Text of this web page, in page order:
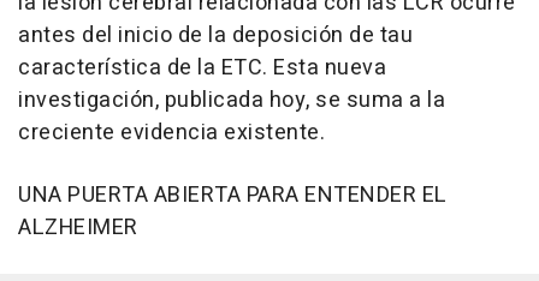
antes del inicio de la deposición de tau
característica de la ETC. Esta nueva
investigación, publicada hoy, se suma a la
creciente evidencia existente.
UNA PUERTA ABIERTA PARA ENTENDER EL
ALZHEIMER